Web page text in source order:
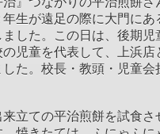
年生が遠足の際に大門にあ
した。この日は、後期児
児童を代表して、上浜店
た。校長・教頭・児童会
来立ての平治煎餅を試食さ